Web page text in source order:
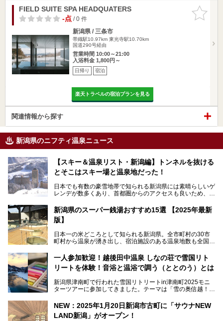
お気に入
りに追加
FIELD SUITE SPA HEADQUATERS
-点/ 0 件
新潟県 / 三条市
帯織駅10.97km 東光寺駅10.70km
国道290号経由
営業時間 10:00～21:00
入浴料金 1,800円～
日帰り 宿泊
楽天トラベルの宿泊プランを見る
関連情報から探す
新潟県のニフティ温泉ニュース
【スキー＆温泉リスト・新潟編】トンネルを抜ける
とそこはスキー場と温泉地だった！
日本でも有数の豪雪地帯で知られる新潟県には素晴らしいゲ
レンデが数多くあり、首都圏からのアクセスも良いため、関
た全域にわたって月岡、赤倉、松之山、燕、妙高、岩室など
など、古くは文豪にも愛された歴史ある老舗温泉地が多いこ
とで知られています。
めに訪れたい、新潟県内にあるスキー場そばの温泉地をまと
めました。
新潟県のスーパー銭湯おすすめ15選 【2025年最新
版】
日本一の米どころとして知られる新潟県。全市町村の30市
町村から温泉が湧き出し、宿泊施設のある温泉地数も全国有
温泉が利用ができる宿泊施設も多く、スーパー銭湯も多彩な
サービスを提供する施設がいろいろ。
観光やレジャーに温泉を組み合わせれば、旅はさらに充実し
します。
一人参加歓迎！越後田中温泉 しなの荘で雪国リト
リートを体験！音浴と温浴で調う（ととのう）とは
新潟県津南町で行われた雪国リトリートin津南町2025モニ
ターツアーに参加してきました。テーマは「雪の奥信越！音
温泉ライターとして「温浴」は頻繁に体験していますが、
「音浴」とは果たしてどんな体験なのでしょう？とても気に
NEW：2025年1月20日新潟市古町に「サウナNEW
LAND新潟」がオープン！